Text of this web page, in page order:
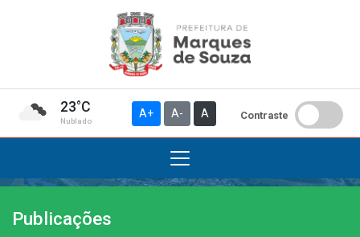
23°C
Nublado
A+ A- A Contraste
Institucional
Publicações